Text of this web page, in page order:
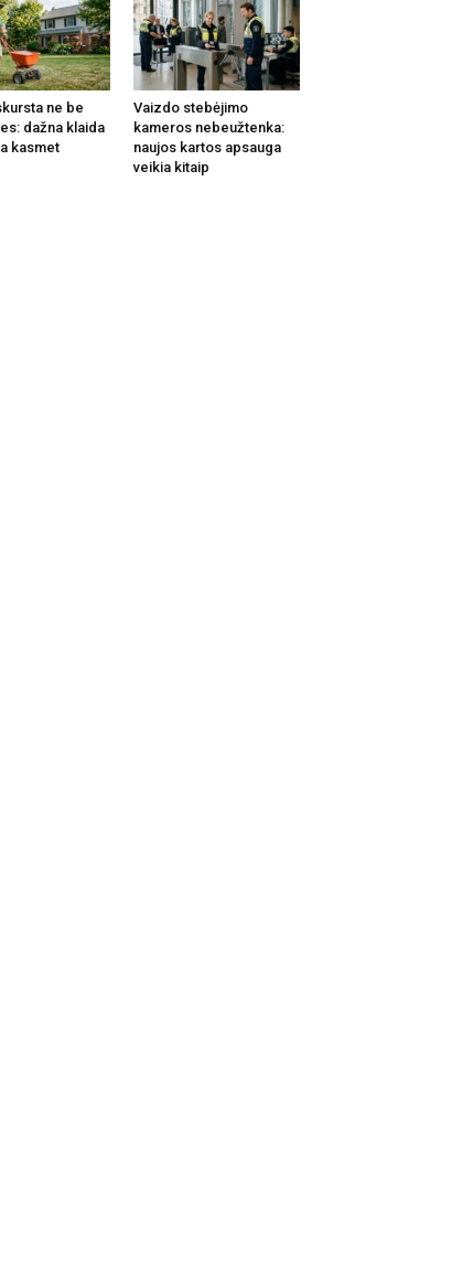
ne be
dažna klaida
kasmet
Vaizdo stebėjimo
kameros nebeužtenka:
naujos kartos apsauga
veikia kitaip